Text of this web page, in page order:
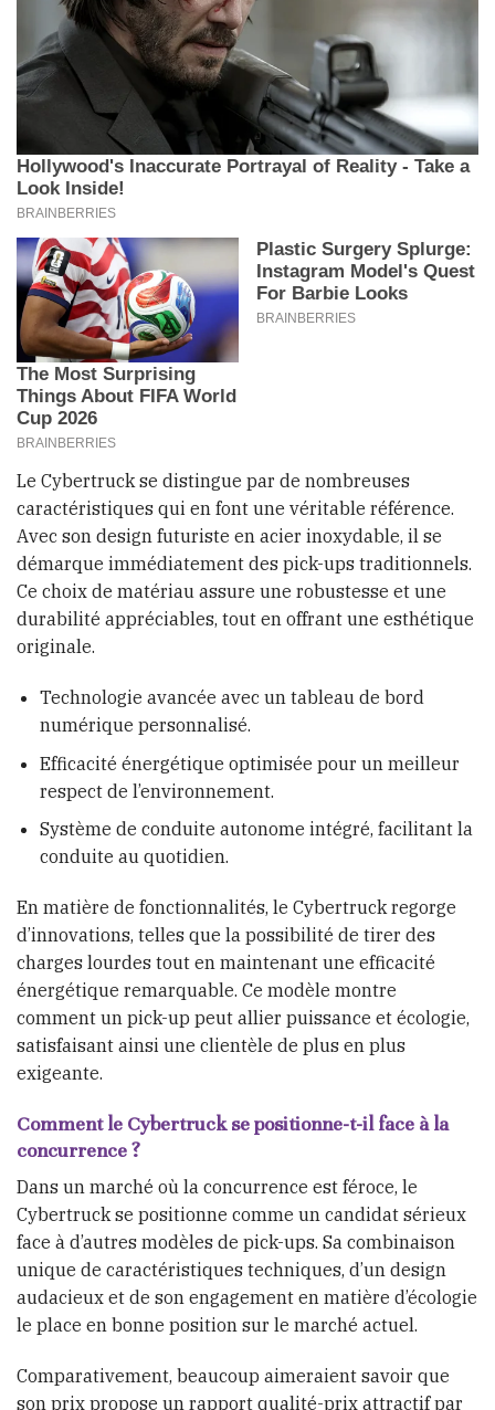
Le Cybertruck se distingue par de nombreuses
caractéristiques qui en font une véritable référence.
Avec son design futuriste en acier inoxydable, il se
démarque immédiatement des pick-ups traditionnels.
Ce choix de matériau assure une robustesse et une
durabilité appréciables, tout en offrant une esthétique
originale.
Technologie avancée avec un tableau de bord
numérique personnalisé.
Efficacité énergétique optimisée pour un meilleur
respect de l’environnement.
Système de conduite autonome intégré, facilitant la
conduite au quotidien.
En matière de fonctionnalités, le Cybertruck regorge
d’innovations, telles que la possibilité de tirer des
charges lourdes tout en maintenant une efficacité
énergétique remarquable. Ce modèle montre
comment un pick-up peut allier puissance et écologie,
satisfaisant ainsi une clientèle de plus en plus
exigeante.
Comment le Cybertruck se positionne-t-il face à la
concurrence ?
Dans un marché où la concurrence est féroce, le
Cybertruck se positionne comme un candidat sérieux
face à d’autres modèles de pick-ups. Sa combinaison
unique de caractéristiques techniques, d’un design
audacieux et de son engagement en matière d’écologie
le place en bonne position sur le marché actuel.
Comparativement, beaucoup aimeraient savoir que
son prix propose un rapport qualité-prix attractif par